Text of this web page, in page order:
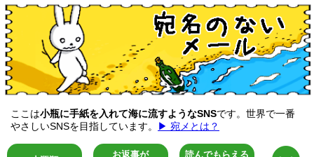
ここは小瓶に手紙を入れて海に流すようなSNSです。世界で一番
やさしいSNSを目指しています。
▶ 宛メとは？
お返事が
読んでもらえる